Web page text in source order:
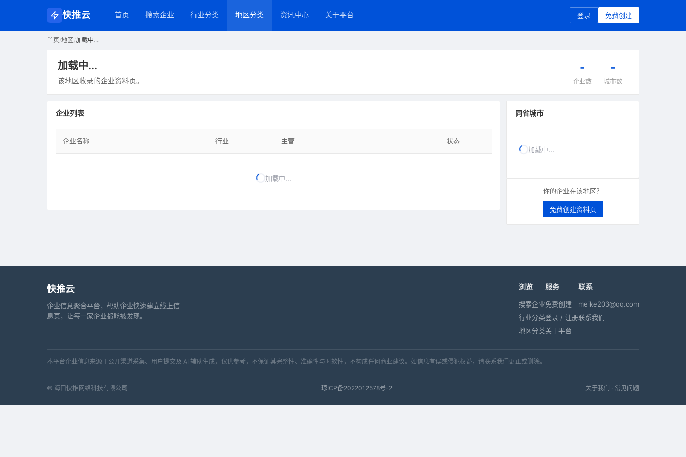
快推云 首页 搜索企业 行业分类 地区分类 资讯中心 关于平台 登录 免费创建
首页/地区/加载中...
加载中...
该地区收录的企业资料页。
-
企业数
-
城市数
企业列表
企业名称 行业 主营 状态
加载中...
同省城市
加载中...
你的企业在该地区？
免费创建资料页
快推云
企业信息聚合平台，帮助企业快速建立线上信
息页，让每一家企业都能被发现。
浏览
搜索企业
行业分类
地区分类
服务
免费创建
登录 / 注册
关于平台
联系
meike203@qq.com
联系我们
本平台企业信息来源于公开渠道采集、用户提交及 AI 辅助生成，仅供参考，不保证其完整性、准确性与时效性，不构成任何商业建议。如信息有误或侵犯权益，请联系我们更正或删除。
© 海口快推网络科技有限公司 琼ICP备2022012578号-2 关于我们 · 常见问题